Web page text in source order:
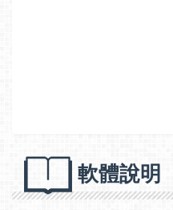
軟體說明